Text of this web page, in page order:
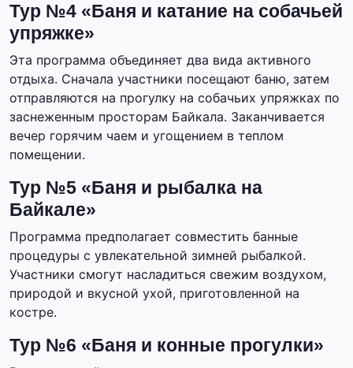
Тур №4 «Баня и катание на собачьей
упряжке»
Эта программа объединяет два вида активного
отдыха. Сначала участники посещают баню, затем
отправляются на прогулку на собачьих упряжках по
заснеженным просторам Байкала. Заканчивается
вечер горячим чаем и угощением в теплом
помещении.
Тур №5 «Баня и рыбалка на
Байкале»
Программа предполагает совместить банные
процедуры с увлекательной зимней рыбалкой.
Участники смогут насладиться свежим воздухом,
природой и вкусной ухой, приготовленной на
костре.
Тур №6 «Баня и конные прогулки»